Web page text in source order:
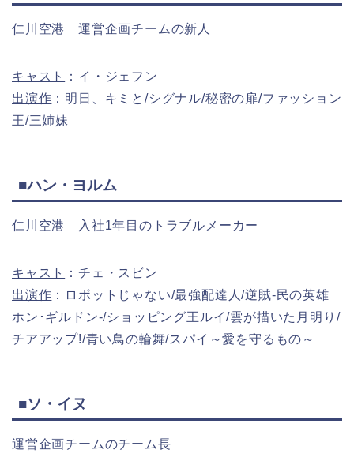
仁川空港 運営企画チームの新人
キャスト
：イ・ジェフン
出演作 ：明日、キミと/シグナル/秘密の扉/ファッション
王/三姉妹
■ハン・ヨルム
仁川空港 入社1年目のトラブルメーカー
キャスト
：チェ・スビン
出演作 ：ロボットじゃない/最強配達人/逆賊-民の英雄
ホン･ギルドン-/ショッピング王ルイ/雲が描いた月明り/
チアアップ!/青い鳥の輪舞/スパイ～愛を守るもの～
■ソ・イヌ
運営企画チームのチーム長